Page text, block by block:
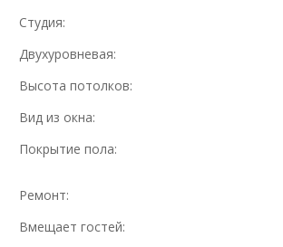
Студия:
Двухуровневая:
Высота потолков:
Вид из окна:
Покрытие пола:
Ремонт:
Вмещает гостей: